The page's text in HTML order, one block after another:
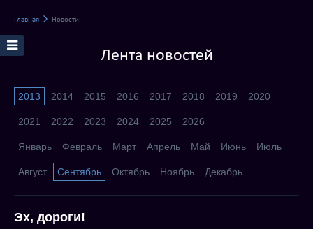
Главная Новости
Лента новостей
2013 2014 2015 2016 2017 2018 2019 2020
2021 2022 2023 2024 2025 2026
Январь Февраль Март Апрель Май Июнь Июль
Август Сентябрь Октябрь Ноябрь Декабрь
Эх, дороги!